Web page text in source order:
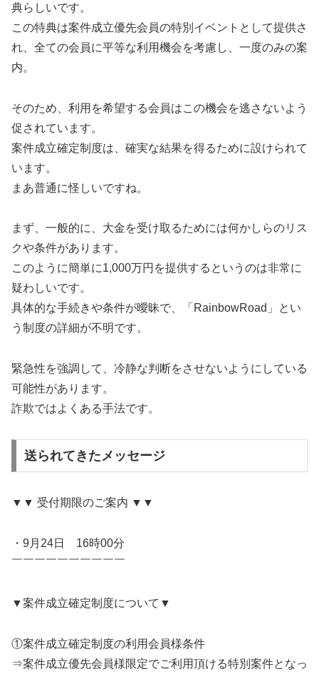
典らしいです。
この特典は案件成立優先会員の特別イベントとして提供さ
れ、全ての会員に平等な利用機会を考慮し、一度のみの案
内。
そのため、利用を希望する会員はこの機会を逃さないよう
促されています。
案件成立確定制度は、確実な結果を得るために設けられて
います。
まあ普通に怪しいですね。
まず、一般的に、大金を受け取るためには何かしらのリス
クや条件があります。
このように簡単に1,000万円を提供するというのは非常に
疑わしいです。
具体的な手続きや条件が曖昧で、「RainbowRoad」とい
う制度の詳細が不明です。
緊急性を強調して、冷静な判断をさせないようにしている
可能性があります。
詐欺ではよくある手法です。
送られてきたメッセージ
▼▼ 受付期限のご案内 ▼▼
・9月24日 16時00分
￣￣￣￣￣￣￣￣￣￣
▼案件成立確定制度について▼
①案件成立確定制度の利用会員様条件
⇒案件成立優先会員様限定でご利用頂ける特別案件となっ